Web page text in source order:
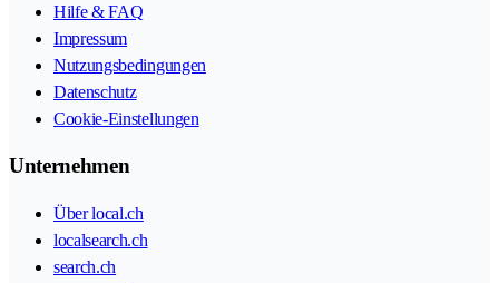
Hilfe & FAQ
Impressum
Nutzungsbedingungen
Datenschutz
Cookie-Einstellungen
Unternehmen
Über local.ch
localsearch.ch
search.ch